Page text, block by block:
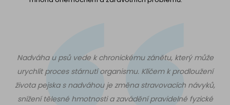
Nadváha u psů vede k chronickému zánětu, který může
urychlit proces stárnutí organismu. Klíčem k prodloužení
života pejska s nadváhou je změna stravovacích návyků,
snížení tělesné hmotnosti a zavádění pravidelné fyzické